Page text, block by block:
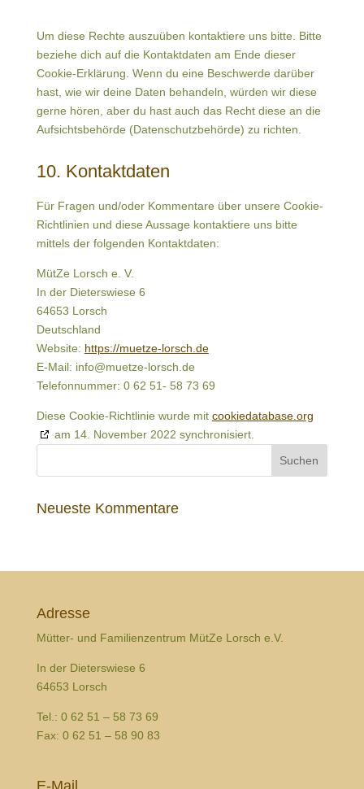
Um diese Rechte auszuüben kontaktiere uns bitte. Bitte
beziehe dich auf die Kontaktdaten am Ende dieser
Cookie-Erklärung. Wenn du eine Beschwerde darüber
hast, wie wir deine Daten behandeln, würden wir diese
gerne hören, aber du hast auch das Recht diese an die
Aufsichtsbehörde (Datenschutzbehörde) zu richten.
10. Kontaktdaten
Für Fragen und/oder Kommentare über unsere Cookie-
Richtlinien und diese Aussage kontaktiere uns bitte
mittels der folgenden Kontaktdaten:
MütZe Lorsch e. V.
In der Dieterswiese 6
64653 Lorsch
Deutschland
Website: https://muetze-lorsch.de
E-Mail: info@muetze-lorsch.de
Telefonnummer: 0 62 51- 58 73 69
Diese Cookie-Richtlinie wurde mit cookiedatabase.org
am 14. November 2022 synchronisiert.
Neueste Kommentare
Adresse
Mütter- und Familienzentrum MütZe Lorsch e.V.
In der Dieterswiese 6
64653 Lorsch
Tel.: 0 62 51 – 58 73 69
Fax: 0 62 51 – 58 90 83